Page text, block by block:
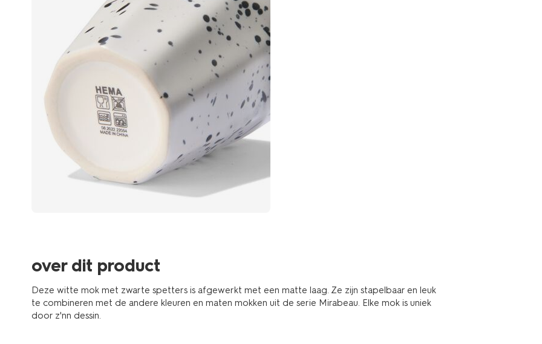
over dit product
Deze witte mok met zwarte spetters is afgewerkt met een matte laag. Ze zijn stapelbaar en leuk
te combineren met de andere kleuren en maten mokken uit de serie Mirabeau. Elke mok is uniek
door z'nn dessin.